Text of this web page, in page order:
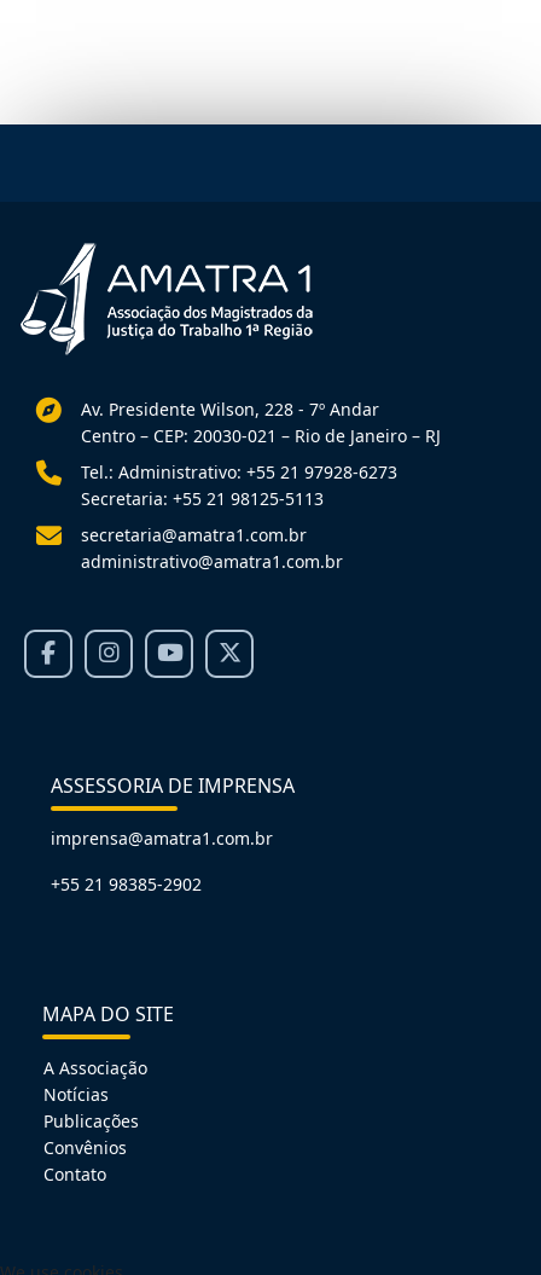
Av. Presidente Wilson, 228 - 7º Andar
Centro – CEP: 20030-021 – Rio de Janeiro – RJ
Tel.: Administrativo: +55 21 97928-6273
Secretaria: +55 21 98125-5113
secretaria@amatra1.com.br
administrativo@amatra1.com.br
ASSESSORIA DE IMPRENSA
imprensa@amatra1.com.br
+55 21 98385-2902
MAPA DO SITE
A Associação
Notícias
Publicações
Convênios
Contato